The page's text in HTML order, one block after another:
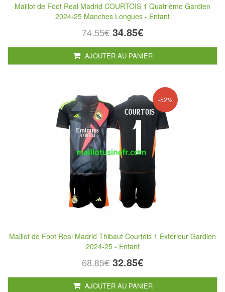
Maillot de Foot Real Madrid COURTOIS 1 Quatrième Gardien
2024-25 Manches Longues - Enfant
74.55€ 34.85€
AJOUTER AU PANIER
-52%
Maillot de Foot Real Madrid Thibaut Courtois 1 Extérieur Gardien
2024-25 - Enfant
68.85€ 32.85€
AJOUTER AU PANIER